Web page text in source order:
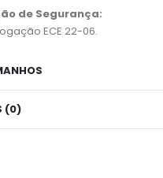
de Segurança:
ECE 22-06.
(0)